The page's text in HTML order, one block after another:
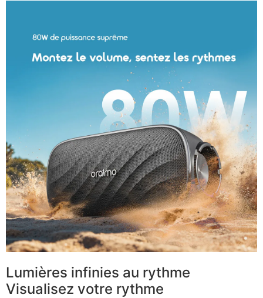
Lumières infinies au rythme
Visualisez votre rythme